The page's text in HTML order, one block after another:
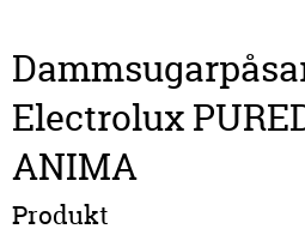
Electrolux
ANIMA
Produkt